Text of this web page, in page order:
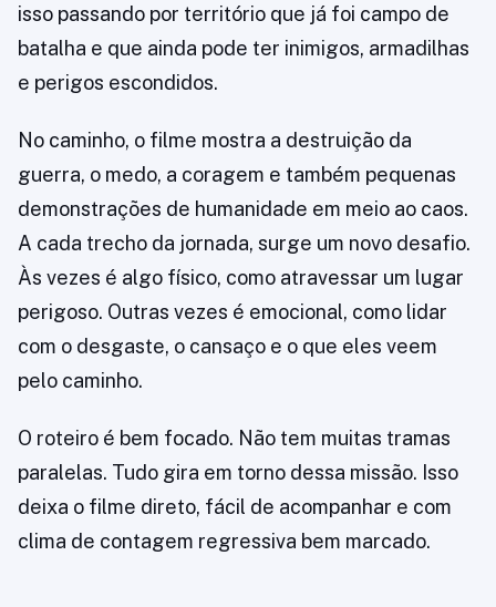
isso passando por território que já foi campo de
batalha e que ainda pode ter inimigos, armadilhas
e perigos escondidos.
No caminho, o filme mostra a destruição da
guerra, o medo, a coragem e também pequenas
demonstrações de humanidade em meio ao caos.
A cada trecho da jornada, surge um novo desafio.
Às vezes é algo físico, como atravessar um lugar
perigoso. Outras vezes é emocional, como lidar
com o desgaste, o cansaço e o que eles veem
pelo caminho.
O roteiro é bem focado. Não tem muitas tramas
paralelas. Tudo gira em torno dessa missão. Isso
deixa o filme direto, fácil de acompanhar e com
clima de contagem regressiva bem marcado.